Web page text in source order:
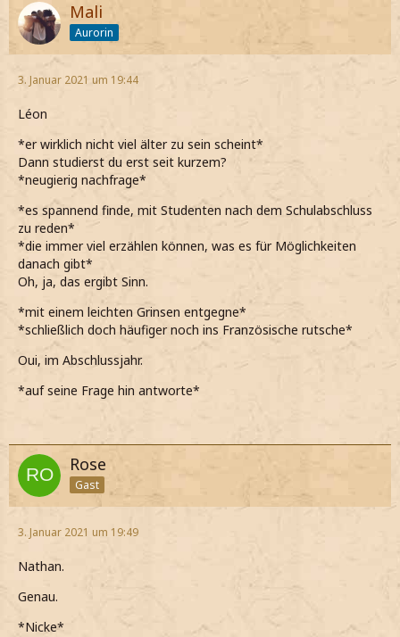
Mali
Aurorin
3. Januar 2021 um 19:44
Léon
*er wirklich nicht viel älter zu sein scheint*
Dann studierst du erst seit kurzem?
*neugierig nachfrage*
*es spannend finde, mit Studenten nach dem Schulabschluss
zu reden*
*die immer viel erzählen können, was es für Möglichkeiten
danach gibt*
Oh, ja, das ergibt Sinn.
*mit einem leichten Grinsen entgegne*
*schließlich doch häufiger noch ins Französische rutsche*
Oui, im Abschlussjahr.
*auf seine Frage hin antworte*
Rose
Gast
3. Januar 2021 um 19:49
Nathan.
Genau.
*Nicke*